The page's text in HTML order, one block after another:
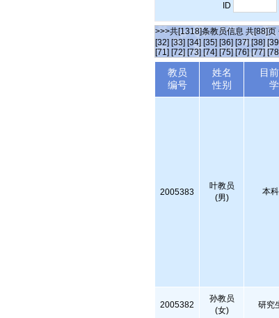
ID
>>>共[1318]条教员信息 共[88]页
[32] [33] [34] [35] [36] [37] [38]
[71] [72] [73] [74] [75] [76] [77]
教员
编号
姓名
性别
目
2005383
叶教员
(男)
本
2005382
孙教员
(女)
研究